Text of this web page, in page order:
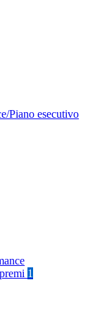
Piano esecutivo
1